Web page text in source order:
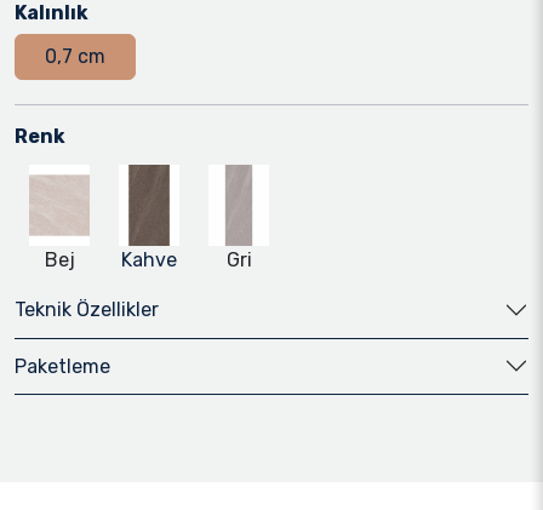
Kalınlık
0,7 cm
Renk
Bej Kahve Gri
Teknik Özellikler
Paketleme